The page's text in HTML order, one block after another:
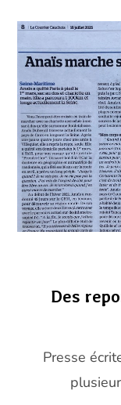
Des
Presse